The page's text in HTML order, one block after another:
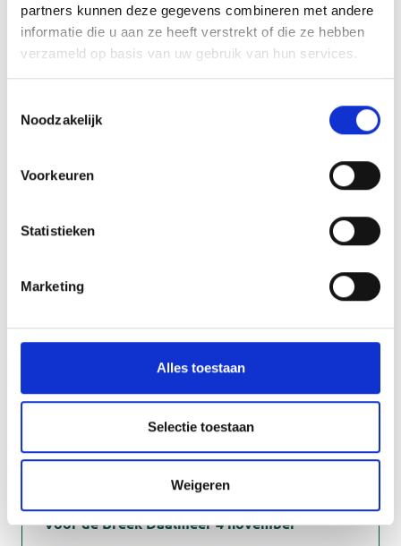
partners kunnen deze gegevens combineren met andere
informatie die u aan ze heeft verstrekt of die ze hebben
verzameld op basis van uw gebruik van hun services.
Noodzakelijk
Voorkeuren
Statistieken
Marketing
Alles toestaan
Selectie toestaan
Weigeren
Voor de Breek Daalmeer 7 oktober
Voor de Breek; ouderwets gezellige
voor degene voor wie je zorgt. Natuurlijk bent je
om de gezelligheid en even samen zijn. Amber
hulpverleners van Wijkcentrum de Daalder,
iets lekkers bij de thee en koffie is!
Voor de Breek Daalmeer 4 november